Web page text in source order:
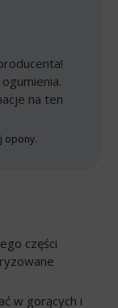
na ten
opony.
części
w gorących i